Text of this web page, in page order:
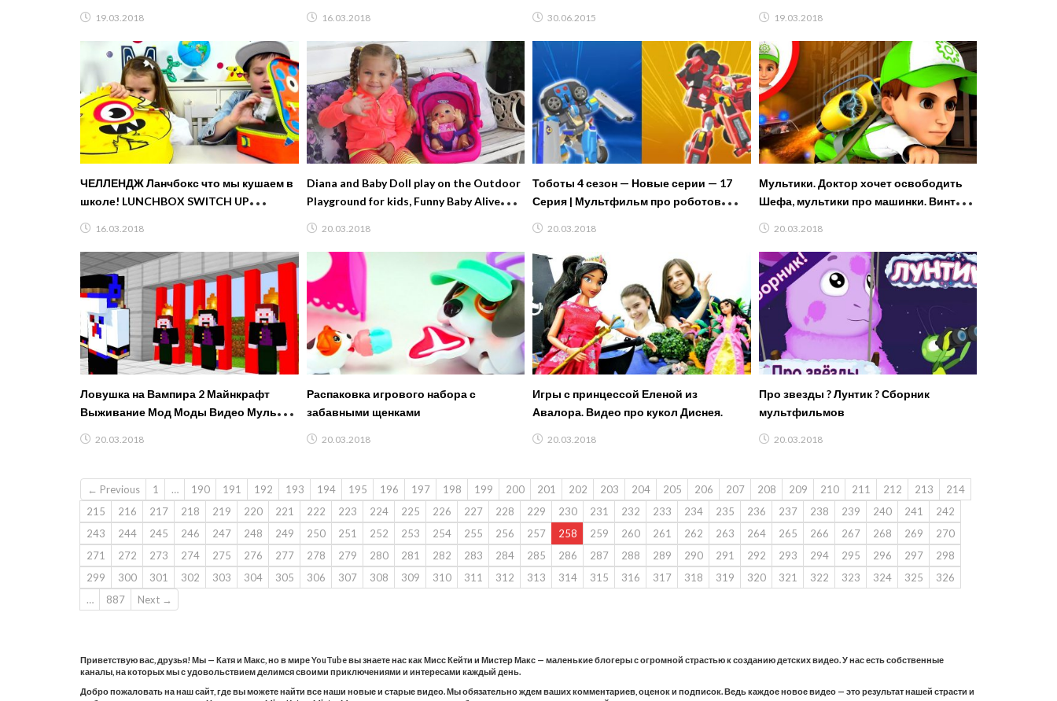
19.03.2018 16.03.2018 30.06.2015 19.03.2018
ЧЕЛЛЕНДЖ Ланчбокс что мы кушаем в
школе! LUNCHBOX SWITCH UP
16.03.2018
Diana and Baby Doll play on the Outdoor
Playground for kids, Funny Baby Alive
20.03.2018
Тоботы 4 сезон — Новые серии — 17
Серия | Мультфильм про роботов
20.03.2018
Мультики. Доктор хочет освободить
Шефа, мультики про машинки. Винтик
20.03.2018
Ловушка на Вампира 2 Майнкрафт
Выживание Мод Моды Видео Мультик
для детей в Майнкрафте Хоррор
20.03.2018
Распаковка игрового набора с
забавными щенками
20.03.2018
Игры с принцессой Еленой из
Авалора. Видео про кукол Диснея.
20.03.2018
Про звезды ? Лунтик ? Сборник
мультфильмов
20.03.2018
← Previous 1 … 190 191 192 193 194 195 196 197 198 199 200 201 202 203 204 205 206 207 208 209 210 211 212 213
214
215
216 217 218 219 220 221 222 223 224 225 226 227 228 229 230 231 232 233 234 235 236 237 238 239 240 241
242
243
244 245 246 247 248 249 250 251 252 253 254 255 256 257 258 259 260 261 262 263 264 265 266 267 268 269
270
271
272 273 274 275 276 277 278 279 280 281 282 283 284 285 286 287 288 289 290 291 292 293 294 295 296 297
298
299
300 301 302 303 304 305 306 307 308 309 310 311 312 313 314 315 316 317 318 319 320 321 322 323 324 325
326
…
887 Next →
Приветствую вас, друзья! Мы — Катя и Макс, но в мире YouTube вы знаете нас как Мисс Кейти и Мистер Макс — маленькие блогеры с огромной страстью к созданию детских видео. У нас есть собственные
каналы, на которых мы с удовольствием делимся своими приключениями и интересами каждый день.
Добро пожаловать на наш сайт, где вы можете найти все наши новые и старые видео. Мы обязательно ждем ваших комментариев, оценок и подписок. Ведь каждое новое видео — это результат нашей страсти и